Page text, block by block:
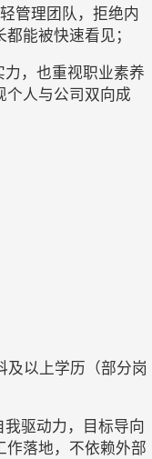
管理团队，拒绝内
能被快速看见；
，也重视职业素养
个人与公司双向成
及以上学历（部分岗
驱动力，目标导向
作落地，不依赖外部